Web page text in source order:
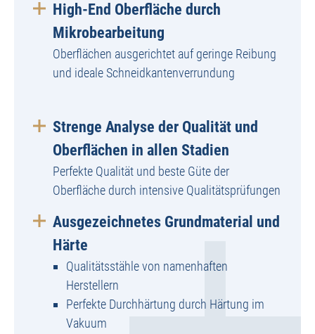
High-End Oberfläche durch
Mikrobearbeitung
Oberflächen ausgerichtet auf geringe Reibung
und ideale Schneidkantenverrundung
Strenge Analyse der Qualität und
Oberflächen in allen Stadien
Perfekte Qualität und beste Güte der
Oberfläche durch intensive Qualitätsprüfungen
Ausgezeichnetes Grundmaterial und
Härte
Qualitätsstähle von namenhaften
Herstellern
Perfekte Durchhärtung durch Härtung im
Vakuum